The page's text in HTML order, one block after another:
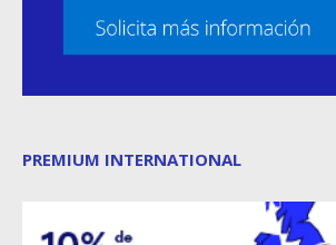
PREMIUM INTERNATIONAL